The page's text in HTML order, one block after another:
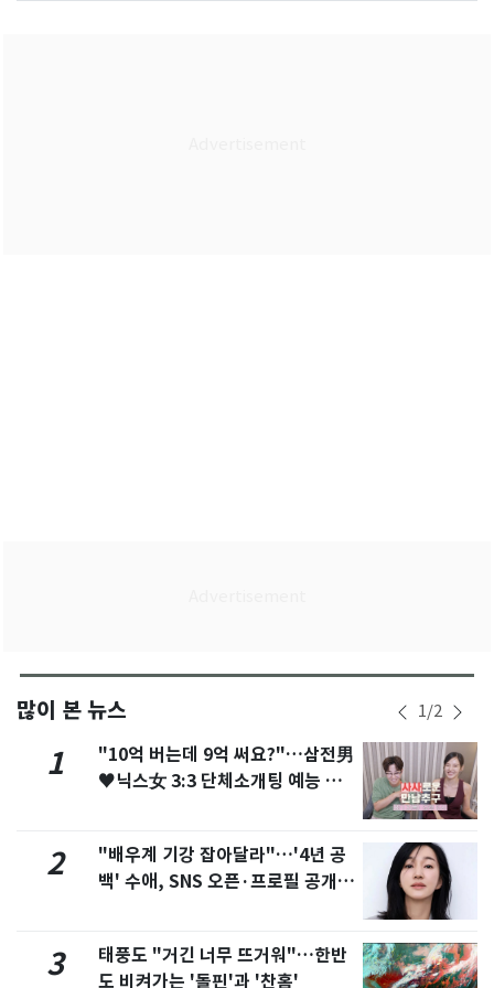
많이 본 뉴스 1/2
1
"10억 버는데 9억 써요?"…삼전男
♥닉스女 3:3 단체소개팅 예능 화
2
"배우계 기강 잡아달라"…'4년 공
백' 수애, SNS 오픈·프로필 공개
3
태풍도 "거긴 너무 뜨거워"…한반
도 비켜가는 '돌핀'과 '찬홈'